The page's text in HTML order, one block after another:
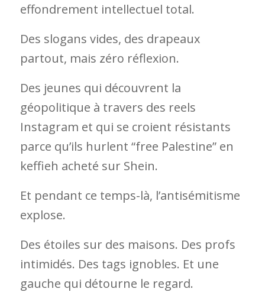
effondrement intellectuel total.
Des slogans vides, des drapeaux
partout, mais zéro réflexion.
Des jeunes qui découvrent la
géopolitique à travers des reels
Instagram et qui se croient résistants
parce qu’ils hurlent “free Palestine” en
keffieh acheté sur Shein.
Et pendant ce temps-là, l’antisémitisme
explose.
Des étoiles sur des maisons. Des profs
intimidés. Des tags ignobles. Et une
gauche qui détourne le regard.